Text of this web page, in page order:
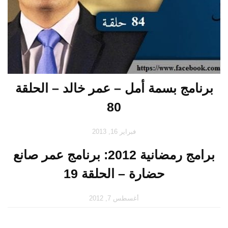
برنامج بسمة أمل – عمر خالد – الحلقة
80
فبراير 16, 2013
برامج رمضانية 2012: برنامج عمر صانع
حضارة – الحلقة 19
أغسطس 7, 2012